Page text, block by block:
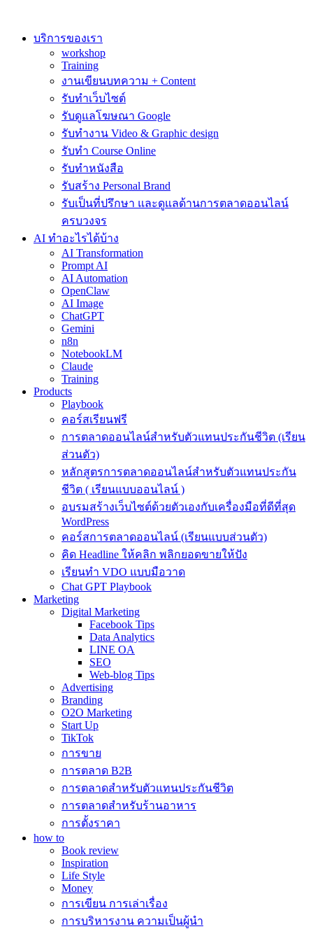
contentบริการของเรา
workshop
Training
งานเขียนบทความ + Content
รับทำเว็บไซต์
รับดูแลโฆษณา Google
รับทำงาน Video & Graphic design
รับทำ Course Online
รับทำหนังสือ
รับสร้าง Personal Brand
รับเป็นที่ปรึกษา และดูแลด้านการตลาดออนไลน์
ครบวงจร
AI ทำอะไรได้บ้าง
AI Transformation
Prompt AI
AI Automation
OpenClaw
AI Image
ChatGPT
Gemini
n8n
NotebookLM
Claude
Training
Products
Playbook
คอร์สเรียนฟรี
การตลาดออนไลน์สำหรับตัวแทนประกันชีวิต (เรียน
ส่วนตัว)
หลักสูตรการตลาดออนไลน์สำหรับตัวแทนประกัน
ชีวิต ( เรียนแบบออนไลน์ )
อบรมสร้างเว็บไซต์ด้วยตัวเองกับเครื่องมือที่ดีที่สุด
WordPress
คอร์สการตลาดออนไลน์ (เรียนแบบส่วนตัว)
คิด Headline ให้คลิก พลิกยอดขายให้ปัง
เรียนทำ VDO แบบมือวาด
Chat GPT Playbook
Marketing
Digital Marketing
Facebook Tips
Data Analytics
LINE OA
SEO
Web-blog Tips
Advertising
Branding
O2O Marketing
Start Up
TikTok
การขาย
การตลาด B2B
การตลาดสำหรับตัวแทนประกันชีวิต
การตลาดสำหรับร้านอาหาร
การตั้งราคา
how to
Book review
Inspiration
Life Style
Money
การเขียน การเล่าเรื่อง
การบริหารงาน ความเป็นผู้นำ